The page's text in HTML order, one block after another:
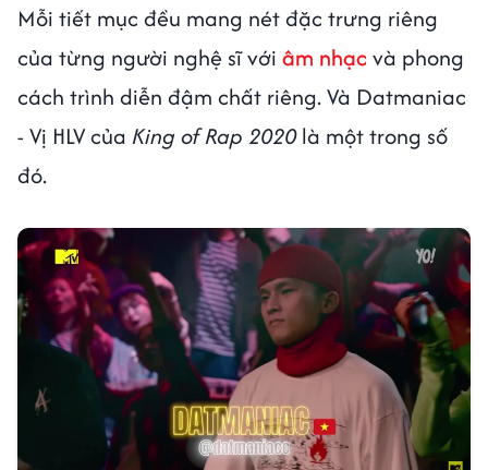
Mỗi tiết mục đều mang nét đặc trưng riêng
của từng người nghệ sĩ với âm nhạcvà phong
cách trình diễn đậm chất riêng. Và Datmaniac
- Vị HLV của King of Rap 2020là một trong số
đó.